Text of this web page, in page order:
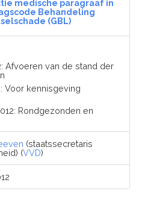
medische paragraaf in
Behandeling
(GBL)
Afvoeren van de stand der
Voor kennisgeving
Rondgezonden en
(staatssecretaris
(VVD)